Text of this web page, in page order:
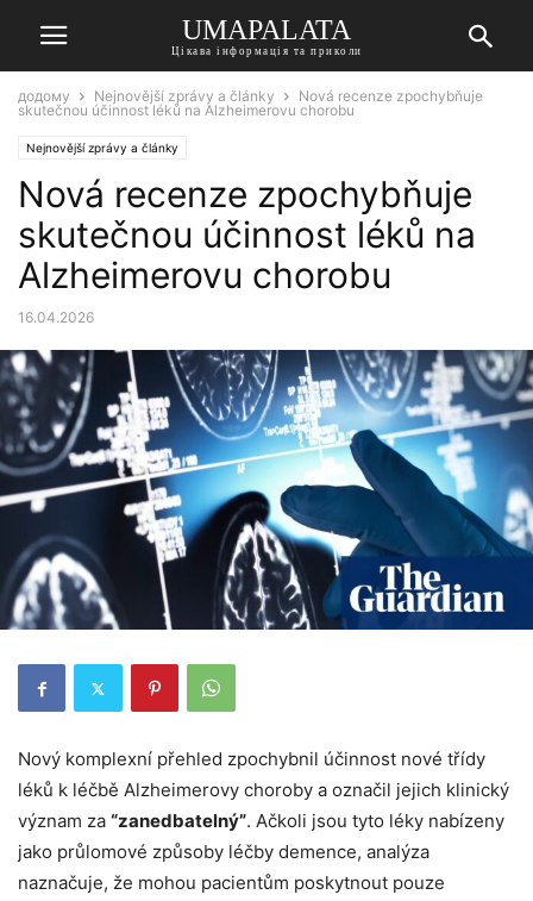
UMAPALATA
Цікава інформація та приколи
додому Nejnovější zprávy a články
Nová recenze zpochybňuje
skutečnou účinnost léků na Alzheimerovu chorobu
Nejnovější zprávy a články
Nová recenze zpochybňuje
skutečnou účinnost léků na
Alzheimerovu chorobu
16.04.2026
Nový komplexní přehled zpochybnil účinnost nové třídy
léků k léčbě Alzheimerovy choroby a označil jejich klinický
význam za “zanedbatelný”. Ačkoli jsou tyto léky nabízeny
jako průlomové způsoby léčby demence, analýza
naznačuje, že mohou pacientům poskytnout pouze